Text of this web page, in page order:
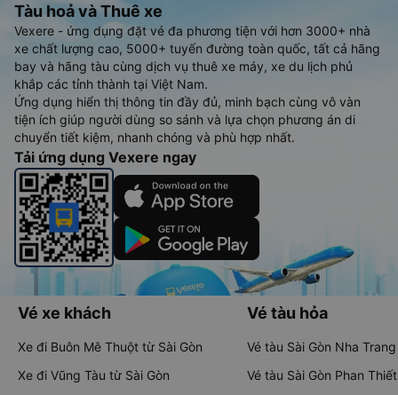
Tàu hoả và Thuê xe
Vexere - ứng dụng đặt vé đa phương tiện với hơn 3000+ nhà
xe chất lượng cao, 5000+ tuyến đường toàn quốc, tất cả hãng
bay và hãng tàu cùng dịch vụ thuê xe máy, xe du lịch phủ
khắp các tỉnh thành tại Việt Nam.
Ứng dụng hiển thị thông tin đầy đủ, minh bạch cùng vô vàn
tiện ích giúp người dùng so sánh và lựa chọn phương án di
chuyển tiết kiệm, nhanh chóng và phù hợp nhất.
Tải ứng dụng Vexere ngay
Vé xe khách
Xe đi Buôn Mê Thuột từ Sài Gòn
Xe đi Vũng Tàu từ Sài Gòn
Vé tàu hỏa
Vé tàu Sài Gòn Nha Trang
Vé tàu Sài Gòn Phan Thiết